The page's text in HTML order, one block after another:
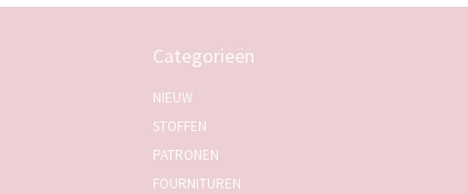
Categorieën
NIEUW
STOFFEN
PATRONEN
FOURNITUREN